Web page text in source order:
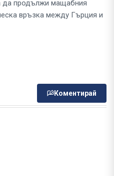
да продължи мащабния
връзка между Гърция и
Коментирай